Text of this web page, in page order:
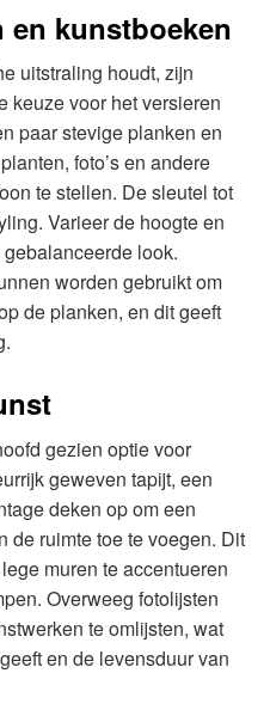
en kunstboeken
uitstraling houdt, zijn
keuze voor het versieren
paar stevige planken en
foto’s en andere
te stellen. De sleutel tot
Varieer de hoogte en
look.
worden gebruikt om
de planken, en dit geeft
gezien optie voor
geweven tapijt, een
deken op om een
de ruimte toe te voegen. Dit
muren te accentueren
Overweeg fotolijsten
te omlijsten, wat
en de levensduur van